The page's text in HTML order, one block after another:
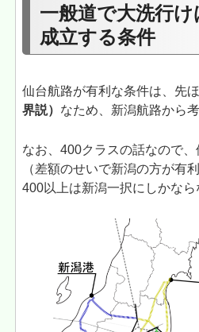
一般道で大洗行
成立する条件
仙台航路が有利な条件は、先
界説） なため、新潟航路から考
なお、400クラスの話なので
（差額のせいで新潟の方が有
400以上は新潟一択にしかなら